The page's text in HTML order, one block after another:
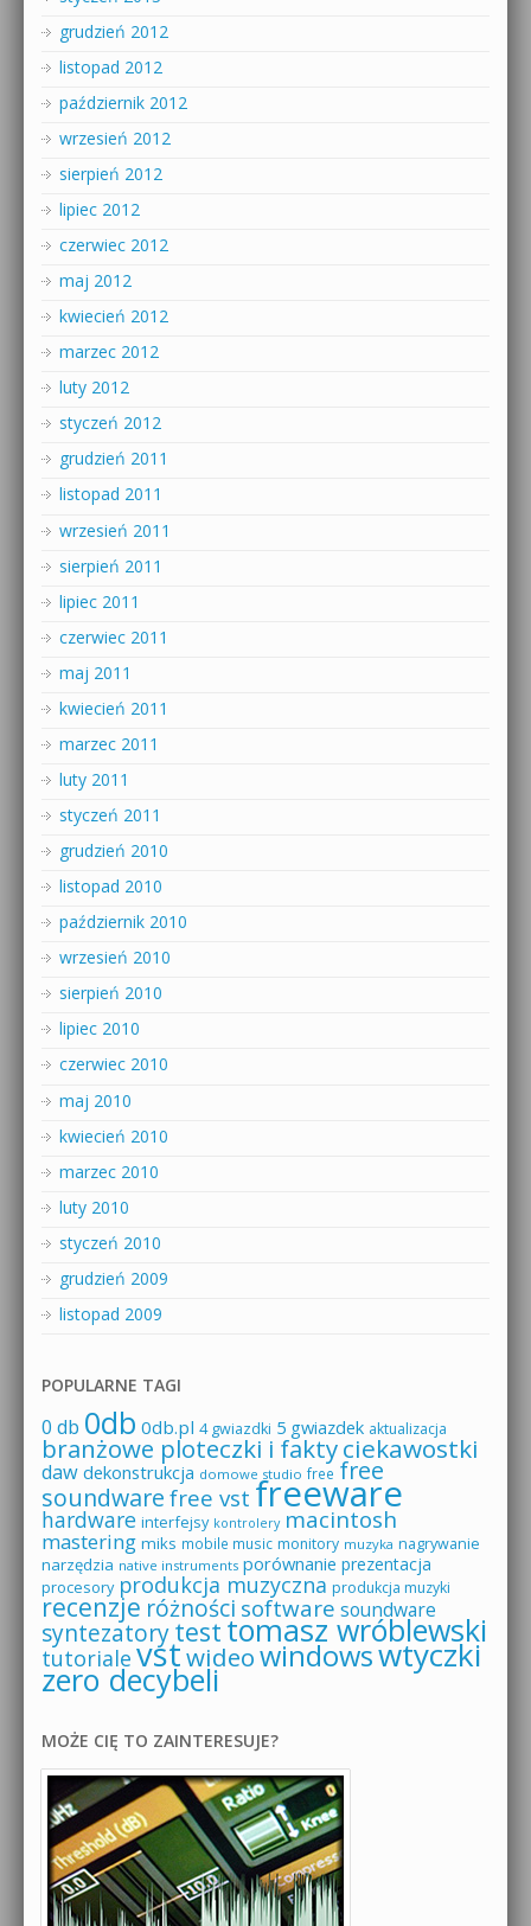
grudzień 2012
listopad 2012
październik 2012
wrzesień 2012
sierpień 2012
lipiec 2012
czerwiec 2012
maj 2012
kwiecień 2012
marzec 2012
luty 2012
styczeń 2012
grudzień 2011
listopad 2011
wrzesień 2011
sierpień 2011
lipiec 2011
czerwiec 2011
maj 2011
kwiecień 2011
marzec 2011
luty 2011
styczeń 2011
grudzień 2010
listopad 2010
październik 2010
wrzesień 2010
sierpień 2010
lipiec 2010
czerwiec 2010
maj 2010
kwiecień 2010
marzec 2010
luty 2010
styczeń 2010
grudzień 2009
listopad 2009
POPULARNE TAGI
0 db 0db 0db.pl 4 gwiazdki 5 gwiazdek aktualizacja
branżowe ploteczki i faktyciekawostki
daw dekonstrukcja domowe studio free free
soundware free vst freeware
hardware interfejsy kontrolery macintosh
mastering miks mobile music monitory muzyka nagrywanie
narzędzia native instruments porównanie prezentacja
procesory produkcja muzyczna produkcja muzyki
recenzje różności software soundware
syntezatorytesttomasz wróblewski
tutoriale vstwideowindowswtyczki
zero decybeli
MOŻE CIĘ TO ZAINTERESUJE?